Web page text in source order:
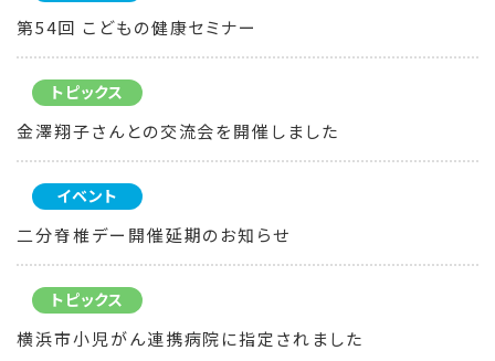
第54回 こどもの健康セミナー
トピックス
金澤翔子さんとの交流会を開催しました
イベント
二分脊椎デー開催延期のお知らせ
トピックス
横浜市小児がん連携病院に指定されました